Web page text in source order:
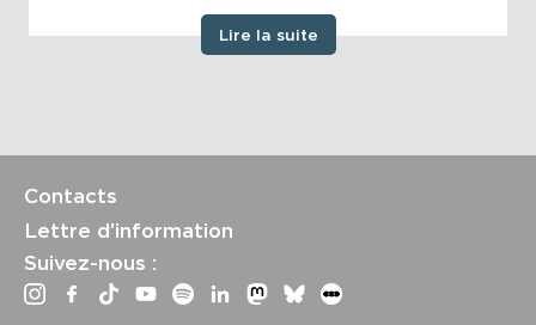
Lire la suite
Contacts
Lettre d’information
Suivez-nous :